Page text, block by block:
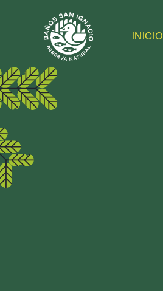
INICIO